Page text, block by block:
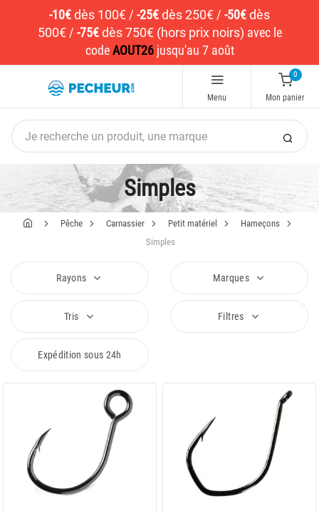
-10€dès 100€ / -25€dès 250€ / -50€dès
500€/ -75€ dès 750€ (hors prix noirs) avec le
codeAOUT26jusqu'au 7 août
Menu
0
Mon panier
Simples
Pêche Carnassier Petit matériel
Hameçons
Simples
Rayons Marques
Tris Filtres
Expédition sous 24h